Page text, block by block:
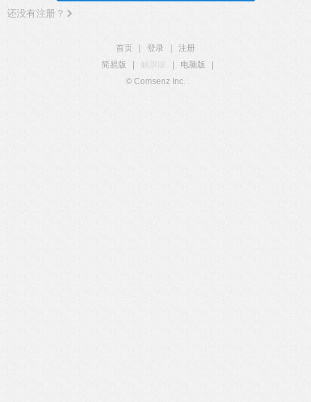
还没有注册？
首页 登录
注册
简易版
触屏版 电脑版
© Comsenz Inc.